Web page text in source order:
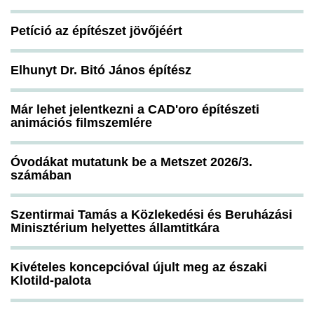
Petíció az építészet jövőjéért
Elhunyt Dr. Bitó János építész
Már lehet jelentkezni a CAD'oro építészeti
animációs filmszemlére
Óvodákat mutatunk be a Metszet 2026/3.
számában
Szentirmai Tamás a Közlekedési és Beruházási
Minisztérium helyettes államtitkára
Kivételes koncepcióval újult meg az északi
Klotild-palota